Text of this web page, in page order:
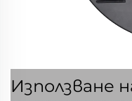
Използване